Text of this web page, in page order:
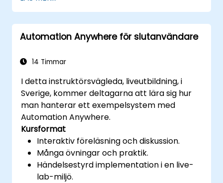
företagsapplikationer och databaser.
Optimera RPA-arbetsflöden för
prestanda och effektivitet.
centraliserad automationshantering.
Automation Anywhere för slutanvändare
14 Timmar
I detta instruktörsvägleda, liveutbildning, i
Sverige, kommer deltagarna att lära sig hur
man hanterar ett exempelsystem med
Automation Anywhere.
Kursformat
Interaktiv föreläsning och diskussion.
Många övningar och praktik.
Händelsestyrd implementation i en live-
lab-miljö.